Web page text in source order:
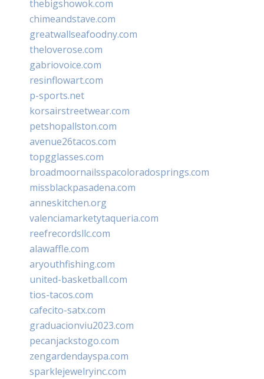
thebigshowok.com
chimeandstave.com
greatwallseafoodny.com
theloverose.com
gabriovoice.com
resinflowart.com
p-sports.net
korsairstreetwear.com
petshopallston.com
avenue26tacos.com
topgglasses.com
broadmoornailsspacoloradosprings.com
missblackpasadena.com
anneskitchen.org
valenciamarketytaqueria.com
reefrecordsllc.com
alawaffle.com
aryouthfishing.com
united-basketball.com
tios-tacos.com
cafecito-satx.com
graduacionviu2023.com
pecanjackstogo.com
zengardendayspa.com
sparklejewelryinc.com